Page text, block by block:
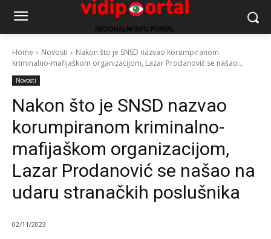
Home Novosti
Nakon što je SNSD nazvao korumpiranom
kriminalno-mafijaškom organizacijom, Lazar Prodanović se našao...
Novosti
Nakon što je SNSD nazvao
korumpiranom kriminalno-
mafijaškom organizacijom,
Lazar Prodanović se našao na
udaru stranačkih poslušnika
02/11/2023